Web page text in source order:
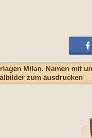
Milan, Namen mit
zum ausdrucken